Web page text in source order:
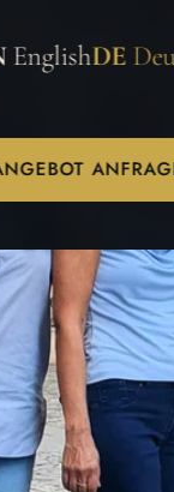
EnglishDE